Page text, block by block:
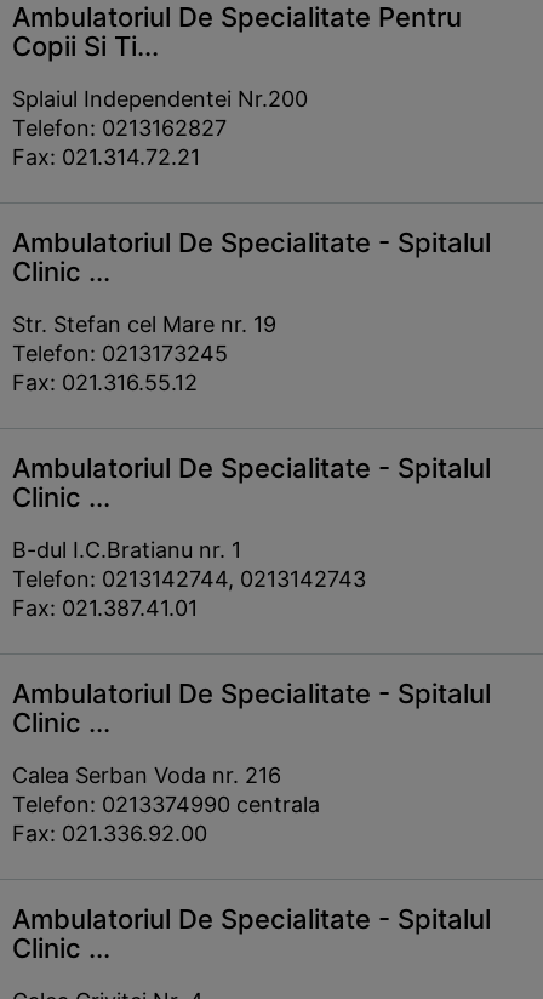
Ambulatoriul De Specialitate Pentru
Copii Si Ti...
Splaiul Independentei Nr.200
Telefon: 0213162827
Fax: 021.314.72.21
Ambulatoriul De Specialitate - Spitalul
Clinic ...
Str. Stefan cel Mare nr. 19
Telefon: 0213173245
Fax: 021.316.55.12
Ambulatoriul De Specialitate - Spitalul
Clinic ...
B-dul I.C.Bratianu nr. 1
Telefon: 0213142744, 0213142743
Fax: 021.387.41.01
Ambulatoriul De Specialitate - Spitalul
Clinic ...
Calea Serban Voda nr. 216
Telefon: 0213374990 centrala
Fax: 021.336.92.00
Ambulatoriul De Specialitate - Spitalul
Clinic ...